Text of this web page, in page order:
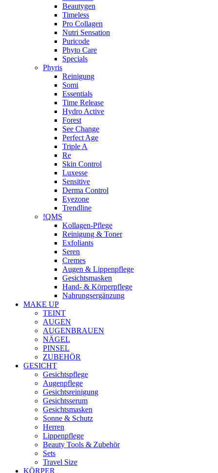
Beautygen
Timeless
Pro Collagen
Nutri Sensation
Puricode
Phyto Care
Specials
Phyris
Reinigung
Somi
Essentials
Time Release
Hydro Active
Forest
See Change
Perfect Age
Triple A
Re
Skin Control
Luxesse
Sensitive
Derma Control
Eyezone
Trendline
!QMS
Kollagen-Pflege
Reinigung & Toner
Exfoliants
Seren
Cremes
Augen & Lippenpflege
Gesichtsmasken
Hand- & Körperpflege
Nahrungsergänzung
MAKE UP
TEINT
AUGEN
AUGENBRAUEN
NÄGEL
PINSEL
ZUBEHÖR
GESICHT
Gesichtspflege
Augenpflege
Gesichtsreinigung
Gesichtsserum
Gesichtsmasken
Sonne & Schutz
Herren
Lippenpflege
Beauty Tools & Zubehör
Sets
Travel Size
KÖRPER